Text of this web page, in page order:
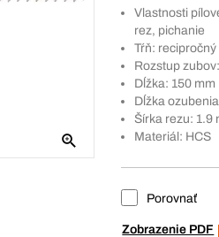
Vlastnosti
rez, pichanie
Tŕň: recipročný
Rozstup
Dĺžka: 150 mm
Dĺžka
Šírka rezu: 1.9
Materiál: HCS
Porovnať
Zobrazenie PDF